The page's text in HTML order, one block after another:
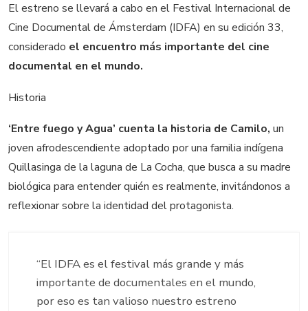
El estreno se llevará a cabo en el Festival Internacional de
Cine Documental de Ámsterdam (IDFA) en su edición 33,
considerado el encuentro más importante del cine
documental en el mundo.
Historia
‘Entre fuego y Agua’ cuenta la historia de Camilo, un
joven afrodescendiente adoptado por una familia indígena
Quillasinga de la laguna de La Cocha, que busca a su madre
biológica para entender quién es realmente, invitándonos a
reflexionar sobre la identidad del protagonista.
“El IDFA es el festival más grande y más
importante de documentales en el mundo,
por eso es tan valioso nuestro estreno